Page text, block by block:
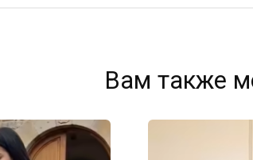
Вам также